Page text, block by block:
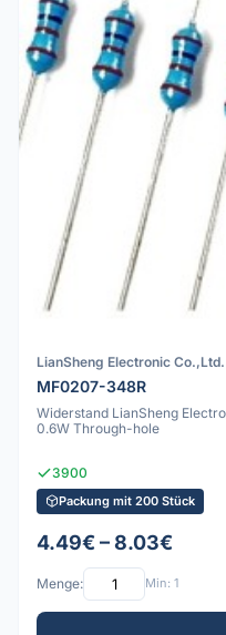
LianSheng Electronic Co.,Ltd.
MF0207-348R
Widerstand LianSheng
0.6W Through-hole
3900
Packung mit 200 Stück
4.49€ – 8.03€
Menge: Min: 1